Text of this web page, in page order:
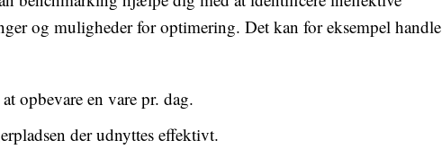
og muligheder for optimering. Det kan for eksempel handle
opbevare en vare pr. dag.
der udnyttes effektivt.